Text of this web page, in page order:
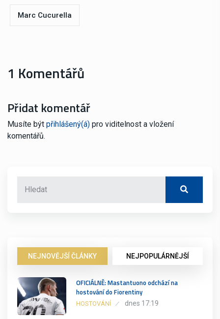
Marc Cucurella
1 Komentářů
Přidat komentář
Musíte být přihlášený(á) pro viditelnost a vložení
komentářů.
NEJNOVĚJŠÍ ČLÁNKY NEJPOPULÁRNĚJŠÍ
OFICIÁLNĚ: Mastantuono odchází na
hostování do Fiorentiny
HOSTOVÁNÍ dnes 17:19